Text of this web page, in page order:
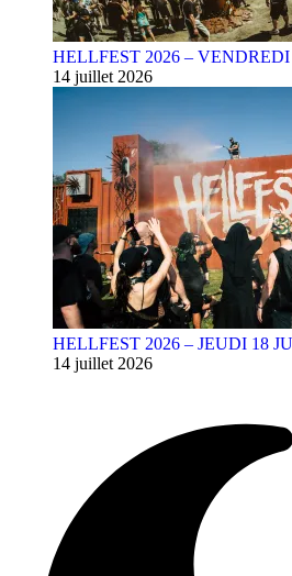
HELLFEST 2026 –
14 juillet 2026
HELLFEST 2026 – JEUDI 18
14 juillet 2026